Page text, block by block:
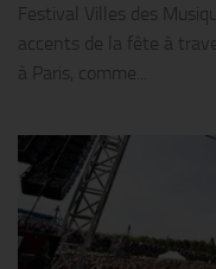
Festival Villes des
accents de la fête à
à Paris, comme...